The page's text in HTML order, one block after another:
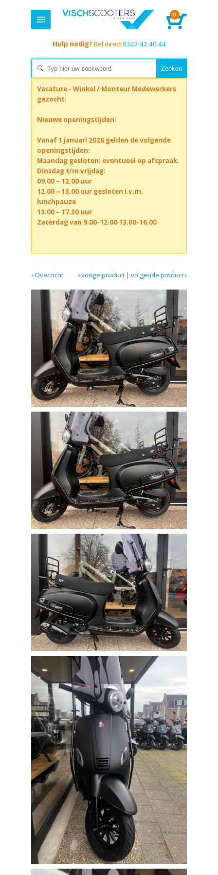
0
Hulp nodig? Bel direct0342 42 40 44
Vacature - Winkel / Monteur Medewerkers
gezocht:
Nieuwe openingstijden:
Vanaf 1 januari 2026 gelden de volgende
openingstijden:
Maandag gesloten: eventueel op afspraak.
Dinsdag t/m vrijdag:
09.00 – 12.00 uur
12.00 – 13.00 uur gesloten i.v.m.
lunchpauze
13.00 – 17.30 uur
Zaterdag van 9.00-12.00 13.00-16.00
‹ Overzicht volgende product ›
|
‹ vorige product